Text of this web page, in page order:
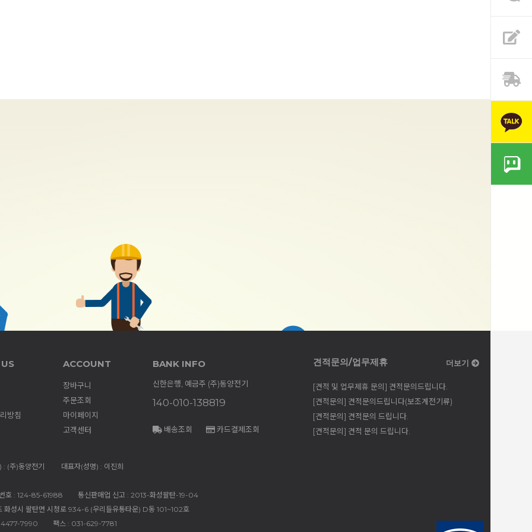
방침
ACCOUNT
장바구니
주문조회
마이페이지
고객센터
BANK INFO
신한은행, 예금주 (주)동양전기
140-010-138819
배송조회 카드결제조회
견적문의/업무제휴 더보기
[견적 및 업무제휴 문의] 견적문의드립니다.
[견적문의] 견적문의드립니다(보조계전기류)
[견적문의] 견적문의 드립니다.
[견적문의] 견적 문의 드립니다.
: (주)동양전기 대표자(성명) : 이진희
호 : 124-85-61988
통신판매업 신고 : 2013-화성팔탄-19-04
화성시 팔탄면 시청로 934-6 (우리들유통타운) D동 101~102호
7990
팩스 : 031-629-7781